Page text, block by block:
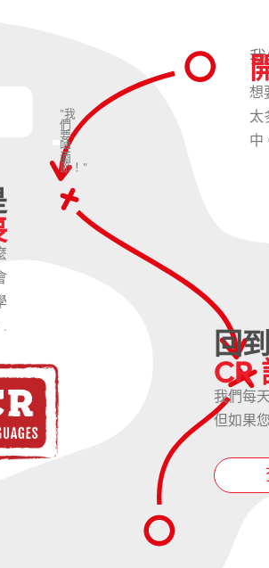
"我
們
要
啤
酒
節！"
想
太
中
回
CR
我們每
但如果